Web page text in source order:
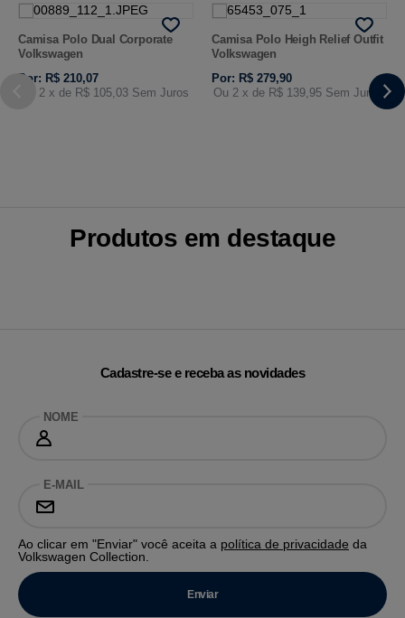
Camisa Polo Dual Corporate
Volkswagen
Por: R$ 210,07
Ou 2 x de R$ 105,03 Sem Juros
Camisa Polo Heigh Relief Outfit
Volkswagen
Por: R$ 279,90
Ou 2 x de R$ 139,95 Sem Juros
Produtos em destaque
Cadastre-se e receba as novidades
NOME
E-MAIL
Ao clicar em "Enviar" você aceita a política de privacidade da
Volkswagen Collection.